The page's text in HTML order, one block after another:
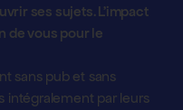
ses sujets. L'impact
de vous pour le
sans pub et sans
intégralement par leurs